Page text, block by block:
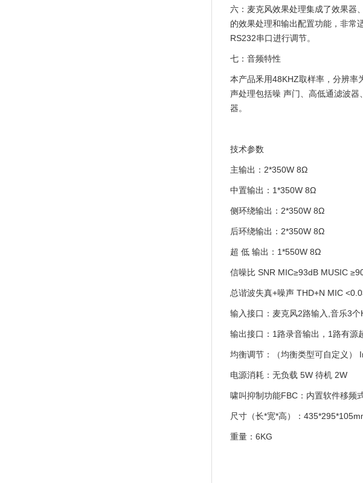
六：麦克风效果处理集成了效果器
的效果处理和输出配置功能，非常
RS232串口进行调节。
七：音频特性
本产品釆用48KHZ取样率，分辨率
声处理包括噪 声门、高低通滤波
器。
技术参数
主输出：2*350W 8Ω
中置输出：1*350W 8Ω
侧环绕输出：2*350W 8Ω
后环绕输出：2*350W 8Ω
超 低 输出：1*550W 8Ω
信噪比 SNR MIC≥93dB MUSIC
总谐波失真+噪声 THD+N MIC
输入接口：麦克风2路输入,音乐3个
输出接口：1路录音输出，1路有源
均衡调节：（均衡类型可自定义）
电源消耗：无负载 5W 待机 2W
啸叫抑制功能FBC：内置软件移频
尺寸（长*宽*高）：
重量：6KG